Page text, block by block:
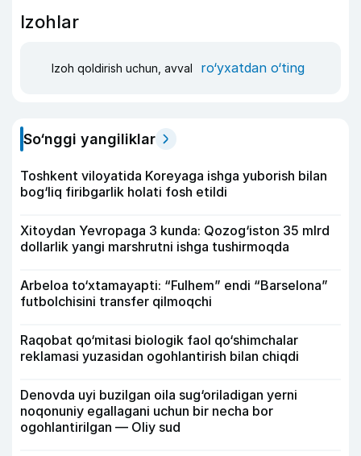
Izohlar
Izoh qoldirish uchun, avval ro‘yxatdan o‘ting
So‘nggi yangiliklar
Toshkent viloyatida Koreyaga ishga yuborish bilan
bog‘liq firibgarlik holati fosh etildi
Xitoydan Yevropaga 3 kunda: Qozog‘iston 35 mlrd
dollarlik yangi marshrutni ishga tushirmoqda
Arbeloa to‘xtamayapti: “Fulhem” endi “Barselona”
futbolchisini transfer qilmoqchi
Raqobat qo‘mitasi biologik faol qo‘shimchalar
reklamasi yuzasidan ogohlantirish bilan chiqdi
Denovda uyi buzilgan oila sug‘oriladigan yerni
noqonuniy egallagani uchun bir necha bor
ogohlantirilgan — Oliy sud